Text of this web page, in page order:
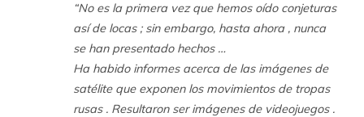
“No es la primera vez que hemos oído conjeturas
así de locas ; sin embargo, hasta ahora , nunca
se han presentado hechos …
Ha habido informes acerca de las imágenes de
satélite que exponen los movimientos de tropas
rusas . Resultaron ser imágenes de videojuegos .